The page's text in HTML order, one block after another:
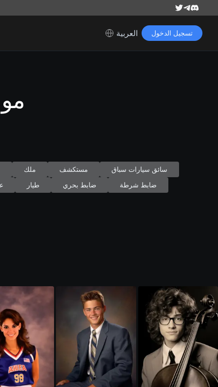
العربية تسجيل الدخول
ملك مستكشف
سائق سيارات سباق
طيار ضابط بحري ضابط شرطة